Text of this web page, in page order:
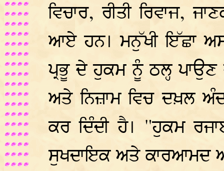
ਵਿਚਾਰ, ਰੀਤੀ ਰਿਵਾਜ,
ਆਏ ਹਨ। ਮਨੁੱਖੀ ਇੱਛਾ
ਪ੍ਰਭੂ ਦੇ ਹੁਕਮ ਨੂੰ ਠਲ੍ਹ ਪਾਉਣ
ਅਤੇ ਨਿਜ਼ਾਮ ਵਿਚ ਦਖ਼ਲ
ਕਰ ਦਿੰਦੀ ਹੈ। "ਹੁਕਮ
ਸੁਖਦਾਇਕ ਅਤੇ ਕਾਰਆਮਦ